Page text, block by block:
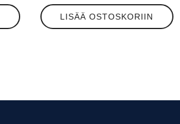
LISÄÄ OSTOSKORIIN